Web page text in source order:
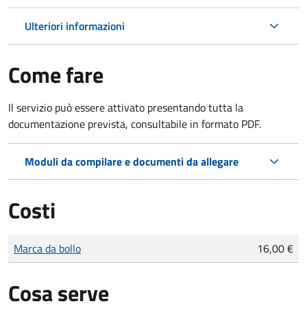
Ulteriori informazioni
Come fare
Il servizio può essere attivato presentando tutta la
documentazione prevista, consultabile in formato PDF.
Moduli da compilare e documenti da allegare
Costi
Tipo di pagamento
Importo
Marca da bollo 16,00 €
Cosa serve